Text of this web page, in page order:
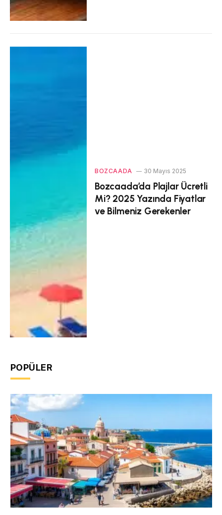
BOZCAADA 30 Mayıs 2025
Bozcaada’da Plajlar Ücretli
Mi? 2025 Yazında Fiyatlar
ve Bilmeniz Gerekenler
POPÜLER